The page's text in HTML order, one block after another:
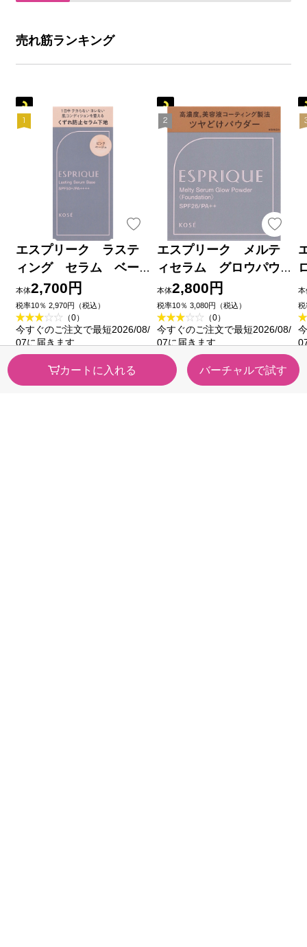
カートに入れる バーチャルで試す
売れ筋ランキング
エスプリーク ラステ
ィング セラム ベー
ス ０１ ピンクベー
ジュ ２５ｇ コーセー
本体2,700円
税率10％ 2,970円（税込）
（0）
今すぐのご注文で最短2026/08/
07に届きます
エスプリーク メルテ
ィセラム グロウパウ
ダー （レフィル）
ＯＣ－４１０ オーク
ル ９ｇ コーセー
本体2,800円
税率10％ 3,080円（税込）
（0）
今すぐのご注文で最短2026/08/
07に届きます
本
税